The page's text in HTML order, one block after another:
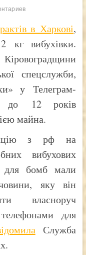
в Харкові,
кг вибухівки.
спецслужби,
у Телеграм-
до 12 років
майна.
з рф на
вибухових
для бомб мали
яку він
власноруч
для
Служба